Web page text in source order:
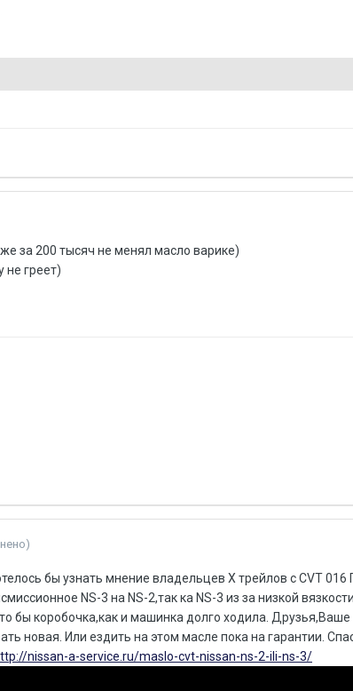
за 200 тысяч не менял масло варике)
греет)
бы узнать мнение владельцев Х трейлов с CVT
NS-3 на NS-2,так ка NS-3 из за низкой
бы коробочка,как и машинка долго ходила.
новая. Или ездить на этом масле пока на гарантии.
nissan-a-service.ru/maslo-cvt-nissan-ns-2-ili-ns-3/